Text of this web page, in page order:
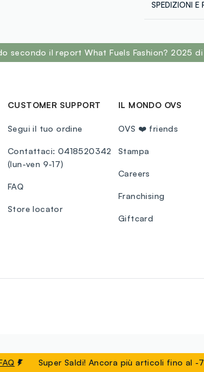
PIXI LTD
SPEDIZIONI E
corriere che
tuoi prodotti
Super Saldi! Ancora più articoli fino al -
secondo il report What Fuels Fashion? 2025 di
CUSTOMER SUPPORT
Segui il tuo ordine
Contattaci: 0418520342
(lun-ven 9-17)
FAQ
Store locator
IL MONDO OVS
OVS ❤️ friends
Stampa
Careers
Franchising
Giftcard